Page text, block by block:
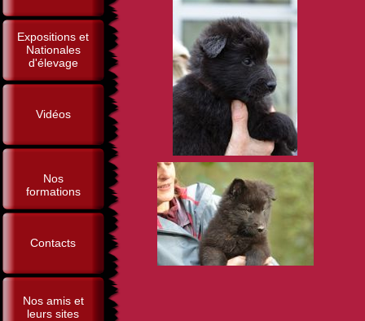
Expositions et
Nationales
d'élevage
Vidéos
Nos
formations
Contacts
Nos amis et
leurs sites